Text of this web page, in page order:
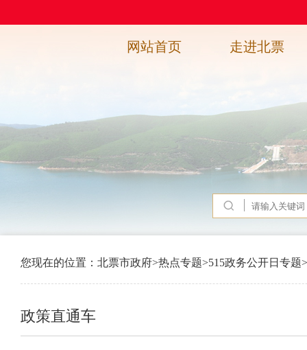
网站首页 走进北票
您现在的位置： 北票市政府>热点专题>515政务公开日专题>
政策直通车